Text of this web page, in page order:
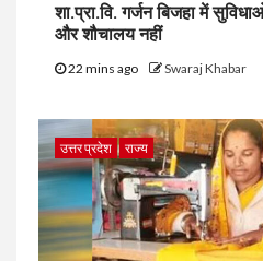
शा.प्रा.वि. गर्जन बिजहा में
और शौचालय नहीं
22 mins ago Swaraj Khabar
उत्तर प्रदेश राज्य